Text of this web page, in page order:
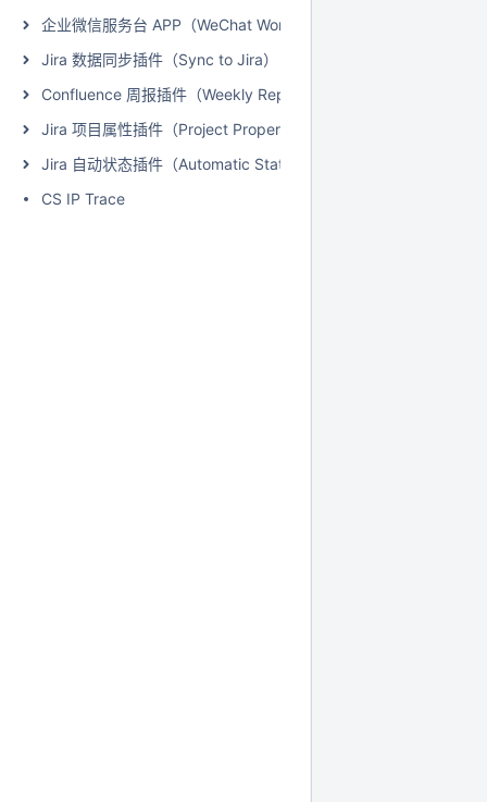
企业微信服务台 APP（WeChat Work for Jira Service
Jira 数据同步插件（Sync to Jira）
Confluence 周报插件（Weekly Report）
Jira 项目属性插件（Project Properties Extension for Jira）
Jira 自动状态插件（Automatic Status for Jira）
CS IP Trace